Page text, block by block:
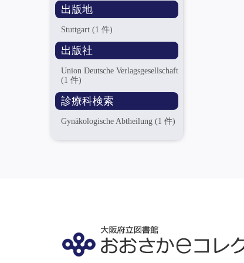
出版地
Stuttgart(1 件)
出版社
Union Deutsche Verlagsgesellschaft
(1 件)
診療科検索
Gynäkologische Abtheilung(1 件)